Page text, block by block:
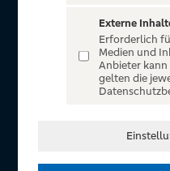
für alle Kunden der
unserem einzigartigen
atemberaubende
Fußball-Bundesliga sowie
In
Externe
Erforderlich
Medien und
Anbieter kann
gelten die